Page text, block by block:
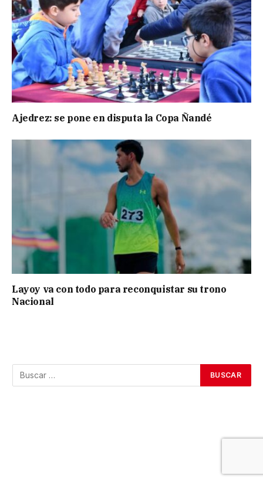
Ajedrez: se pone en disputa la Copa Ñandé
Layoy va con todo para reconquistar su trono
Nacional